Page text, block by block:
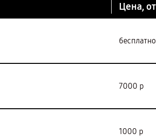
Цена, от
бесплатно
7000 р
1000 р